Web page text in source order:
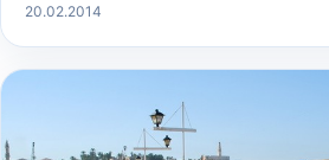
20.02.2014